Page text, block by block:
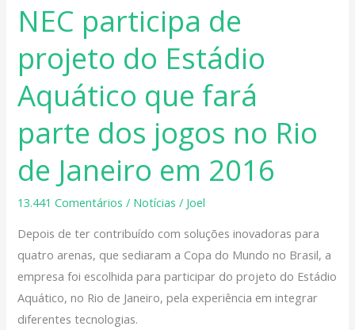
NEC participa de
projeto do Estádio
Aquático que fará
parte dos jogos no Rio
de Janeiro em 2016
13.441 Comentários / Notícias / Joel
Depois de ter contribuído com soluções inovadoras para
quatro arenas, que sediaram a Copa do Mundo no Brasil, a
empresa foi escolhida para participar do projeto do Estádio
Aquático, no Rio de Janeiro, pela experiência em integrar
diferentes tecnologias.
NEC
participa
de
projeto
do
Aquático
que
fará
parte
dos
jogos
Rio
de